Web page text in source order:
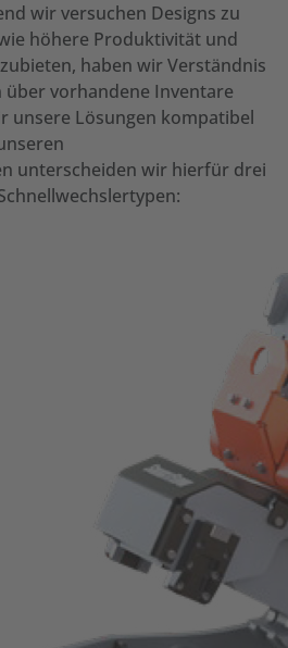
wir versuchen Designs zu
höhere Produktivität und
haben wir Verständnis
über vorhandene Inventare
unsere Lösungen kompatibel
unterscheiden wir hierfür drei